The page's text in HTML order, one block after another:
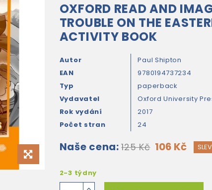
OXFORD READ AND
TROUBLE ON THE
ACTIVITY BOOK
Autor
Paul Shipton
EAN
9780194737234
Typ
paperback
Vydavatel
Oxford University
Rok vydání
2017
Počet stran
24
Naše cena: 125 Kč 106 Kč
2-3 týdny